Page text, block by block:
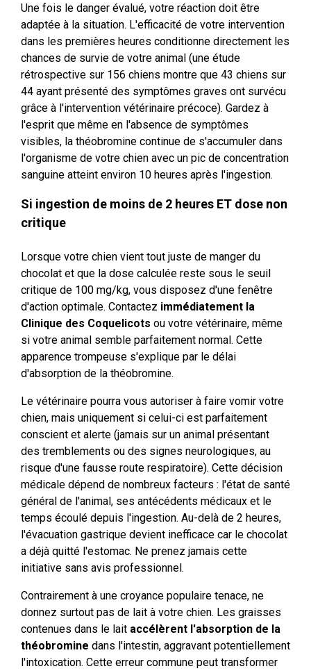
Une fois le danger évalué, votre réaction doit être
adaptée à la situation. L'efficacité de votre intervention
dans les premières heures conditionne directement les
chances de survie de votre animal (une étude
rétrospective sur 156 chiens montre que 43 chiens sur
44 ayant présenté des symptômes graves ont survécu
grâce à l'intervention vétérinaire précoce). Gardez à
l'esprit que même en l'absence de symptômes
visibles, la théobromine continue de s'accumuler dans
l'organisme de votre chien avec un pic de concentration
sanguine atteint environ 10 heures après l'ingestion.
Si ingestion de moins de 2 heures ET dose non
critique
Lorsque votre chien vient tout juste de manger du
chocolat et que la dose calculée reste sous le seuil
critique de 100 mg/kg, vous disposez d'une fenêtre
d'action optimale. Contactez immédiatement la
Clinique des Coquelicots ou votre vétérinaire, même
si votre animal semble parfaitement normal. Cette
apparence trompeuse s'explique par le délai
d'absorption de la théobromine.
Le vétérinaire pourra vous autoriser à faire vomir votre
chien, mais uniquement si celui-ci est parfaitement
conscient et alerte (jamais sur un animal présentant
des tremblements ou des signes neurologiques, au
risque d'une fausse route respiratoire). Cette décision
médicale dépend de nombreux facteurs : l'état de santé
général de l'animal, ses antécédents médicaux et le
temps écoulé depuis l'ingestion. Au-delà de 2 heures,
l'évacuation gastrique devient inefficace car le chocolat
a déjà quitté l'estomac. Ne prenez jamais cette
initiative sans avis professionnel.
Contrairement à une croyance populaire tenace, ne
donnez surtout pas de lait à votre chien. Les graisses
contenues dans le lait accélèrent l'absorption de la
théobromine dans l'intestin, aggravant potentiellement
l'intoxication. Cette erreur commune peut transformer